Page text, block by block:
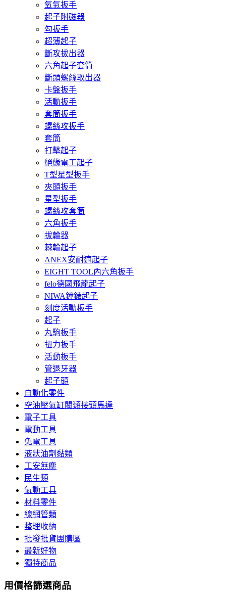
氧氣扳手
起子附磁器
勾扳手
超薄起子
斷攻拔出器
六角起子套筒
斷頭螺絲取出器
卡盤扳手
活動扳手
套筒扳手
螺絲攻扳手
套筒
打擊起子
絕緣電工起子
T型星型扳手
夾頭扳手
星型扳手
螺絲攻套筒
六角扳手
拔輪器
棘輪起子
ANEX安耐適起子
EIGHT TOOL內六角扳手
felo德國飛龍起子
NIWA鐘錶起子
刻度活動板手
起子
丸駒板手
扭力扳手
活動板手
管退牙器
起子頭
自動化零件
空油壓氣缸閥類接頭馬達
電子工具
電動工具
免電工具
液狀油劑黏類
工安無塵
民生類
氣動工具
材料零件
線網管類
整理收納
批發批貨團購區
最新好物
獨特商品
用價格篩選商品